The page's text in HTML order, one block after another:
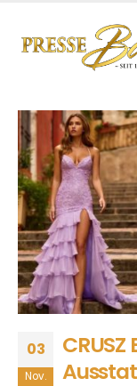
03
Nov.